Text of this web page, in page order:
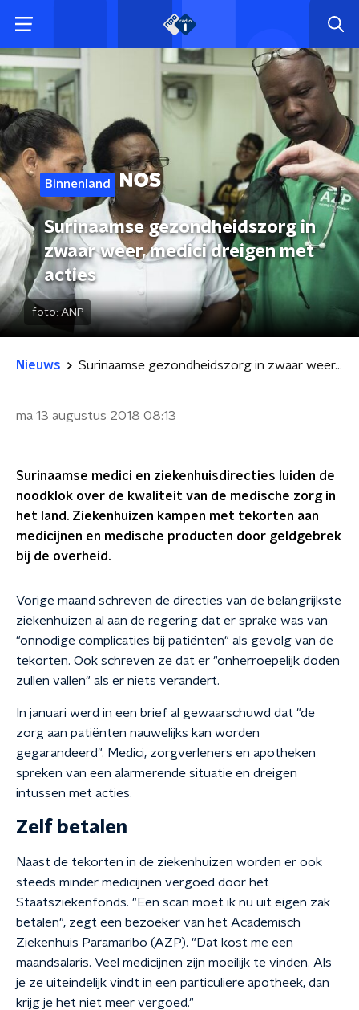
Binnenland
Surinaamse gezondheidszorg in
zwaar weer, medici dreigen met
acties
foto:ANP
Nieuws Surinaamse gezondheidszorg in zwaar weer, medici dreigen met acties
ma 13 augustus 2018 08:13
Surinaamse medici en ziekenhuisdirecties luiden de
noodklok over de kwaliteit van de medische zorg in
het land. Ziekenhuizen kampen met tekorten aan
medicijnen en medische producten door geldgebrek
bij de overheid.
Vorige maand schreven de directies van de belangrijkste
ziekenhuizen al aan de regering dat er sprake was van
"onnodige complicaties bij patiënten" als gevolg van de
tekorten. Ook schreven ze dat er "onherroepelijk doden
zullen vallen" als er niets verandert.
In januari werd in een brief al gewaarschuwd dat "de
zorg aan patiënten nauwelijks kan worden
gegarandeerd". Medici, zorgverleners en apotheken
spreken van een alarmerende situatie en dreigen
intussen met acties.
Zelf betalen
Naast de tekorten in de ziekenhuizen worden er ook
steeds minder medicijnen vergoed door het
Staatsziekenfonds. "Een scan moet ik nu uit eigen zak
betalen", zegt een bezoeker van het Academisch
Ziekenhuis Paramaribo (AZP). "Dat kost me een
maandsalaris. Veel medicijnen zijn moeilijk te vinden. Als
je ze uiteindelijk vindt in een particuliere apotheek, dan
krijg je het niet meer vergoed."